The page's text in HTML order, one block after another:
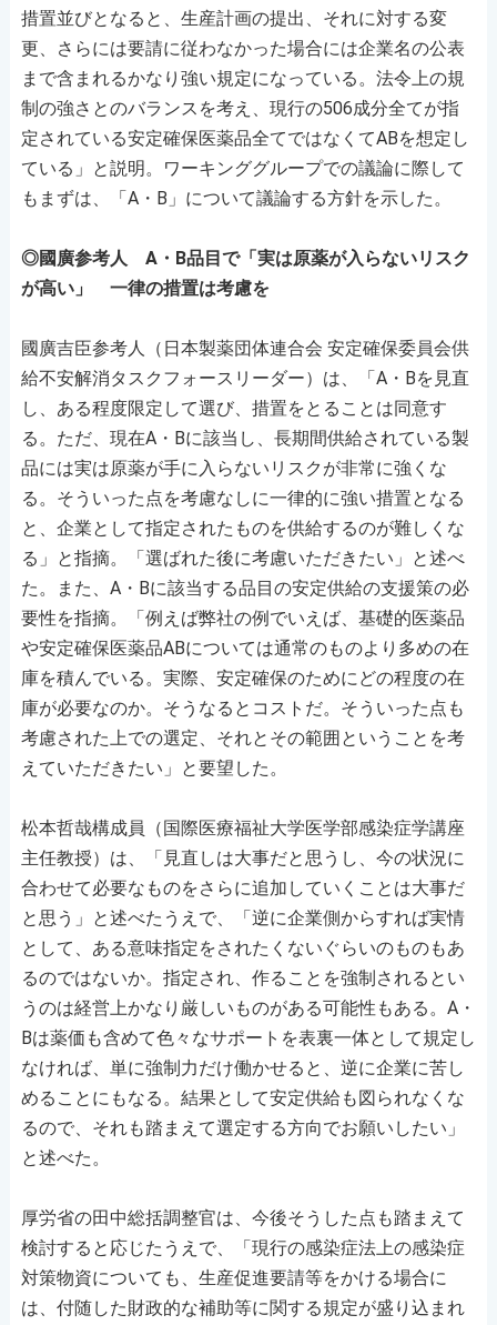
措置並びとなると、生産計画の提出、それに対する変
更、さらには要請に従わなかった場合には企業名の公表
まで含まれるかなり強い規定になっている。法令上の規
制の強さとのバランスを考え、現行の506成分全てが指
定されている安定確保医薬品全てではなくてABを想定し
ている」と説明。ワーキンググループでの議論に際して
もまずは、「A・B」について議論する方針を示した。
◎國廣参考人 A・B品目で「実は原薬が入らないリスク
が高い」 一律の措置は考慮を
國廣吉臣参考人（日本製薬団体連合会 安定確保委員会供
給不安解消タスクフォースリーダー）は、「A・Bを見直
し、ある程度限定して選び、措置をとることは同意す
る。ただ、現在A・Bに該当し、長期間供給されている製
品には実は原薬が手に入らないリスクが非常に強くな
る。そういった点を考慮なしに一律的に強い措置となる
と、企業として指定されたものを供給するのが難しくな
る」と指摘。「選ばれた後に考慮いただきたい」と述べ
た。また、A・Bに該当する品目の安定供給の支援策の必
要性を指摘。「例えば弊社の例でいえば、基礎的医薬品
や安定確保医薬品ABについては通常のものより多めの在
庫を積んでいる。実際、安定確保のためにどの程度の在
庫が必要なのか。そうなるとコストだ。そういった点も
考慮された上での選定、それとその範囲ということを考
えていただきたい」と要望した。
松本哲哉構成員（国際医療福祉大学医学部感染症学講座
主任教授）は、「見直しは大事だと思うし、今の状況に
合わせて必要なものをさらに追加していくことは大事だ
と思う」と述べたうえで、「逆に企業側からすれば実情
として、ある意味指定をされたくないぐらいのものもあ
るのではないか。指定され、作ることを強制されるとい
うのは経営上かなり厳しいものがある可能性もある。A・
Bは薬価も含めて色々なサポートを表裏一体として規定し
なければ、単に強制力だけ働かせると、逆に企業に苦し
めることにもなる。結果として安定供給も図られなくな
るので、それも踏まえて選定する方向でお願いしたい」
と述べた。
厚労省の田中総括調整官は、今後そうした点も踏まえて
検討すると応じたうえで、「現行の感染症法上の感染症
対策物資についても、生産促進要請等をかける場合に
は、付随した財政的な補助等に関する規定が盛り込まれ